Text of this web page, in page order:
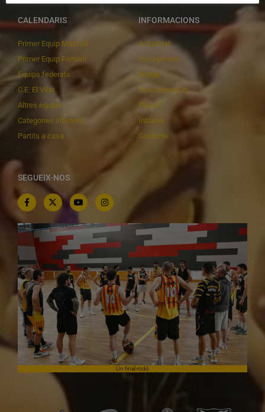
CALENDARIS
Primer Equip Masculí
Primer Equip Femení
Equips federats
C.E. El Vilar
Altres equips
Categories inferiors
Partits a casa
INFORMACIONS
Actualitat
Inscripcions
Botiga
Documentació
Playoff
Intranet
Contacte
SEGUEIX-NOS
Un final rodó